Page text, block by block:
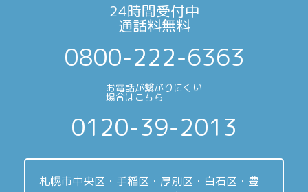
24時間受付中
通話料無料
0800-222-6363
お電話が繋がりにくい
場合はこちら
0120-39-2013
札幌市中央区・手稲区・厚別区・白石区・豊